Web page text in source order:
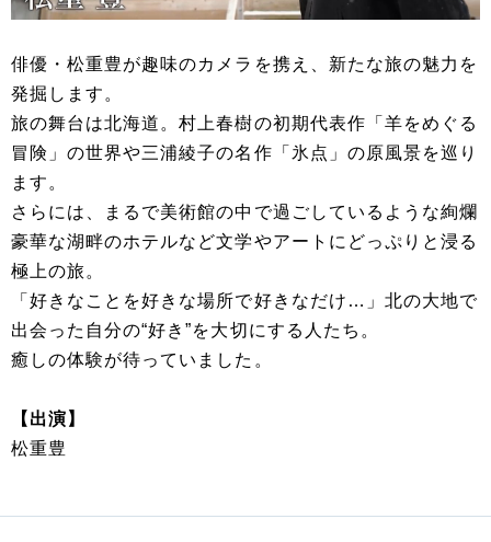
俳優・松重豊が趣味のカメラを携え、新たな旅の魅力を
発掘します。
旅の舞台は北海道。村上春樹の初期代表作「羊をめぐる
冒険」の世界や三浦綾子の名作「氷点」の原風景を巡り
ます。
さらには、まるで美術館の中で過ごしているような絢爛
豪華な湖畔のホテルなど文学やアートにどっぷりと浸る
極上の旅。
「好きなことを好きな場所で好きなだけ…」北の大地で
出会った自分の“好き”を大切にする人たち。
癒しの体験が待っていました。
【出演】
松重豊